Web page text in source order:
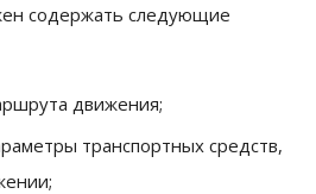
содержать следующие
движения;
транспортных средств,